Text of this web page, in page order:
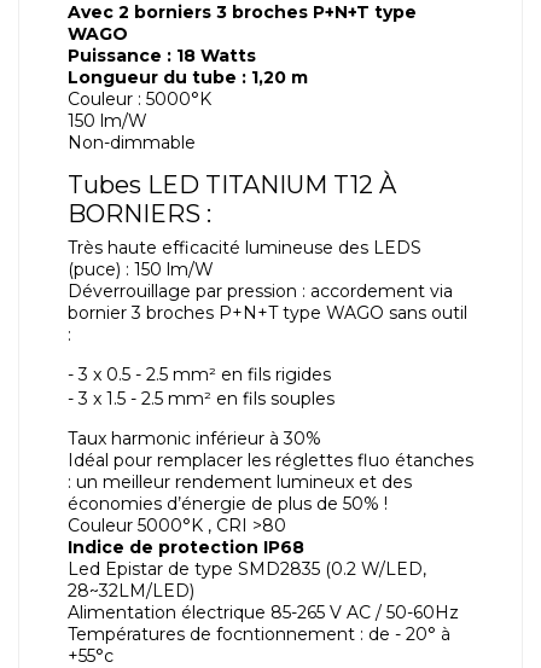
Avec 2 borniers 3 broches P+N+T type
WAGO
Puissance : 18 Watts
Longueur du tube : 1,20 m
Couleur : 5000°K
150 lm/W
Non-dimmable
Tubes LED TITANIUM T12 À
BORNIERS :
Très haute efficacité lumineuse des LEDS
(puce) : 150 lm/W
Déverrouillage par pression : accordement via
bornier 3 broches P+N+T type WAGO sans outil
:
- 3 x 0.5 - 2.5 mm² en fils rigides
- 3 x 1.5 - 2.5 mm² en fils souples
Taux harmonic inférieur à 30%
Idéal pour remplacer les réglettes fluo étanches
: un meilleur rendement lumineux et des
économies d’énergie de plus de 50% !
Couleur 5000°K , CRI >80
Indice de protection IP68
Led Epistar de type SMD2835 (0.2 W/LED,
28~32LM/LED)
Alimentation électrique 85-265 V AC / 50-60Hz
Températures de focntionnement : de - 20° à
+55°c